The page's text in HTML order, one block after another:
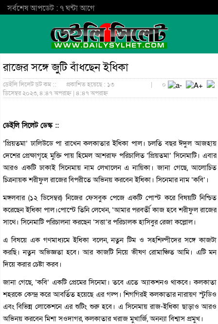
সর্বশেষ আপডেট : ৭ ঘন্টা আগে
রাজের সঙ্গে জুটি বাঁধছেন ইধিকা
ডেইলি সিলেট ডট কম ::
প্রকাশিত হয়েছে : ১৩
ডিসেম্বর ২০২৩, ৪:৪৭ অপরাহ্ন | ৪:৪৭ অপরাহ্ন
| ০
ডেইলি সিলেট ডেস্ক ::
‘প্রিয়তমা’ ঢালিউডে পা রাখেন কলকাতার ইধিকা পাল। চলতি বছর ঈদুল আজহায়
দেশের প্রেক্ষাগৃহে মুক্তি পায় হিমেল আশরাফ পরিচালিত ‘প্রিয়তমা’ সিনেমাটি। এবার
আরও একটি ঢাকাই সিনেমায় নাম লেখালেন এ নায়িকা। জানা গেছে, আলোচিত
চিত্রনায়ক শরীফুল রাজের বিপরীতে অভিনয় করবেন ইধিকা। সিনেমার নাম ‘কবি’।
মঙ্গলবার (১২ ডিসেম্বর) নিজের ফেসবুক পেজে একটি পোস্ট করে বিষয়টি নিশ্চিত
করেছেন ইধিকা পাল।পোস্টে তিনি লেখেন, ‘আমার পরবর্তী কাজ হবে শরীফুল রাজের
সাথে। সিনেমাটি পরিচালনা করছেন ‘সত্তা’র পরিচালক হাসিবুর রেজা কল্লোল।
এ বিষয়ে এক গণমাধ্যমে ইধিকা বলেন, নতুন টিম ও সহশিল্পীদের সঙ্গে কাজটা
করছি। নতুন অভিজ্ঞতা হবে। আর কাজটি নিয়ে ভীষণ রোমাঞ্চিত আমি। এটি মন
দিয়ে করার চেষ্টা করব।
জানা গেছে, ‘কবি’ একটি প্রেমের সিনেমা। তবে এতে অ্যাকশনও থাকবে। কলকাতা
শহরকে কেন্দ্র করে আবর্তিত হয়েছে এর গল্প। শিগগিরই কলকাতার নারায়ণ স্টুডিও
এবং বিভিন্ন লোকেশনে এর শুটিং শুরু হবে। এ সিনেমায় রাজ-ইধিকা ছাড়াও আরও
অভিনয় করবেন মিশা সওদাগর, কলকাতার খরাজ মুখার্জি, অনন্যা বিশ্বাস প্রমুখ।